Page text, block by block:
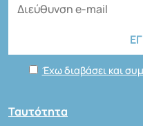
Έχω διαβάσει και
Ταυτότητα